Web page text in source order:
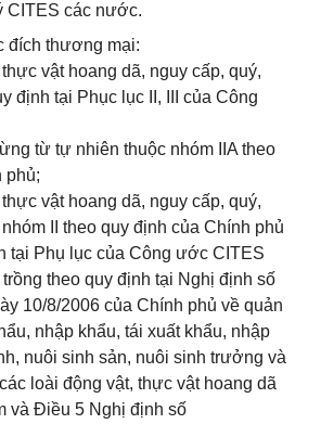
CITES các nước.
đích thương mại:
vật hoang dã, nguy cấp, quý,
định tại Phục lục II, III của Công
từ tự nhiên thuộc nhóm IIA theo
phủ;
vật hoang dã, nguy cấp, quý,
II theo quy định của Chính phủ
tại Phụ lục của Công ước CITES
theo quy định tại Nghị định số
10/8/2006 của Chính phủ về quản
nhập khẩu, tái xuất khẩu, nhập
nuôi sinh sản, nuôi sinh trưởng và
loài động vật, thực vật hoang dã
và Điều 5 Nghị định số